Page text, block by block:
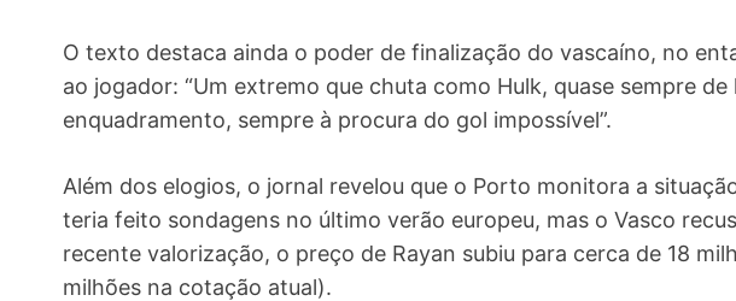
O texto destaca ainda o poder de finalização do vascaíno, no
ao jogador: “Um extremo que chuta como Hulk, quase sempre
enquadramento, sempre à procura do gol impossível”.
Além dos elogios, o jornal revelou que o Porto monitora a
teria feito sondagens no último verão europeu, mas o Vasco
recente valorização, o preço de Rayan subiu para cerca de 18
milhões na cotação atual).